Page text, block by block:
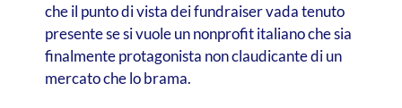
che il punto di vista dei fundraiser vada tenuto
presente se si vuole un nonprofit italiano che sia
finalmente protagonista non claudicante di un
mercato che lo brama.